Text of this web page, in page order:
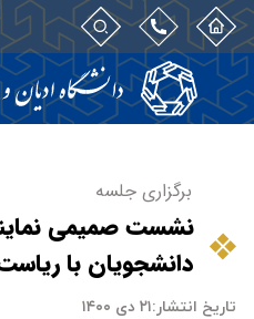
برگزاری جلسه
نشست صمیمی
دانشجویان با
تاریخ انتشار:۲۱ دی ۱۴۰۰